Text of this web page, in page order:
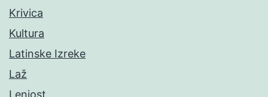
Krivica
Kultura
Latinske Izreke
Laž